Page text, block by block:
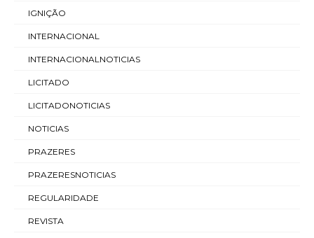
IGNIÇÃO
INTERNACIONAL
INTERNACIONALNOTICIAS
LICITADO
LICITADONOTICIAS
NOTICIAS
PRAZERES
PRAZERESNOTICIAS
REGULARIDADE
REVISTA